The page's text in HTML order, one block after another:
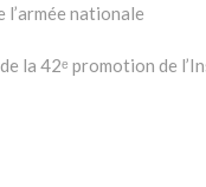
l’armée nationale
la 42ᵉ promotion de